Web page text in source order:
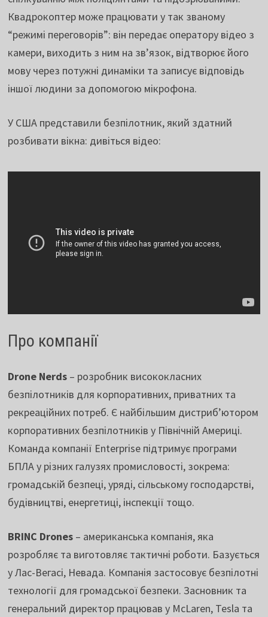
Квадрокоптер може працювати у так званому
“режимі переговорів”: він передає оператору відео з
камери, виходить з ним на зв’язок, відтворює його
мову через потужні динаміки та записує відповідь
іншої людини за допомогою мікрофона.
У США представили безпілотник, який здатний
розбивати вікна: дивіться відео:
Про компанії
Drone Nerds– розробник висококласних
безпілотників для корпоративних, приватних та
рекреаційних потреб. Є найбільшим дистриб’ютором
корпоративних безпілотників у Північній Америці.
Команда компанії Enterprise підтримує програми
БПЛА у різних галузях промисловості, зокрема:
громадській безпеці, уряді, сільському господарстві,
будівництві, енергетиці, інспекції тощо.
BRINC Drones– американська компанія, яка
розробляє та виготовляє тактичні роботи. Базується
у Лас-Вегасі, Невада. Компанія застосовує безпілотні
технології для громадської безпеки. Засновник та
генеральний директор працював у McLaren, Tesla та